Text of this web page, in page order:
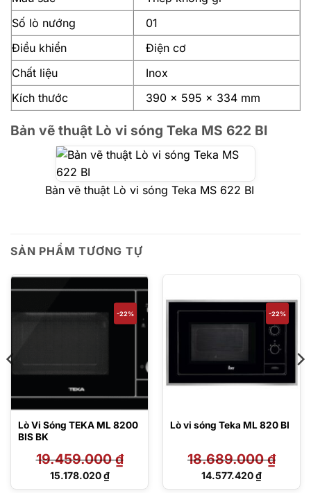
Số lò nướng
01
Điều khiển
Điện cơ
Chất liệu
Inox
Kích thước
390 x 595 x 334 mm
Bản vẽ thuật Lò vi sóng Teka MS 622 BI
Bản vẽ thuật Lò vi sóng Teka MS 622 BI
SẢN PHẨM TƯƠNG TỰ
-22%
Lò Vi Sóng TEKA ML 8200
BIS BK
19.459.000₫
Giá
15.178.020₫
Giá
-22%
Lò vi sóng Teka ML 820 BI
18.689.000₫
Giá
14.577.420₫
Giá